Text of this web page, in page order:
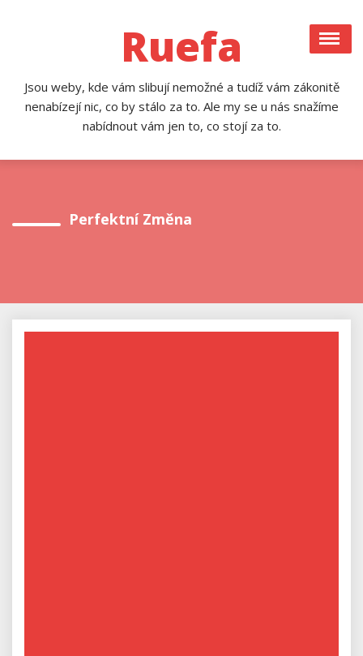
Ruefa
Jsou weby, kde vám slibují nemožné a tudíž vám zákonitě
nenabízejí nic, co by stálo za to. Ale my se u nás snažíme
nabídnout vám jen to, co stojí za to.
Perfektní Změna